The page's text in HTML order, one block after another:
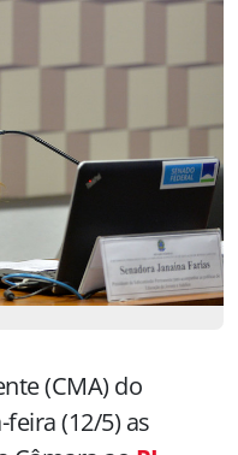
(CMA) do
(12/5) as